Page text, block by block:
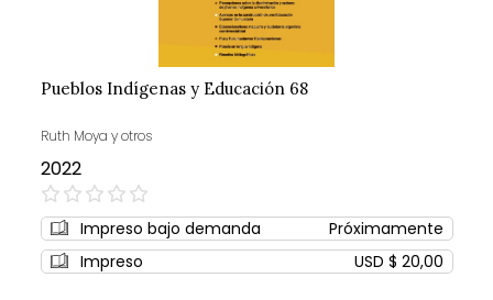
Pueblos Indígenas y Educación 68
Ruth Moya y otros
2022
0%
Impreso bajo demanda
Próximamente
Impreso
USD $ 20,00